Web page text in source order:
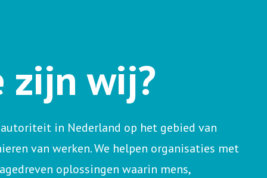
zijn wij?
in Nederland op het gebied van
van werken. We helpen organisaties met
oplossingen waarin mens,